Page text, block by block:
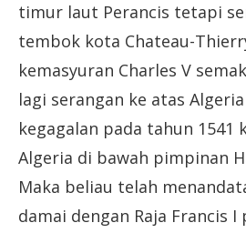
timur laut Perancis tetapi
tembok kota Chateau-
kemasyuran Charles V
lagi serangan ke atas
kegagalan pada tahun 1541
Algeria di bawah pimpinan
Maka beliau telah
damai dengan Raja Francis I